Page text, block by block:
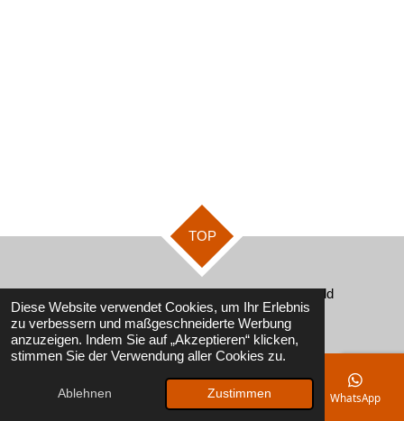
Diese Website verwendet Cookies, um Ihr Erlebnis
zu verbessern und maßgeschneiderte Werbung
anzuzeigen. Indem Sie auf „Akzeptieren“ klicken,
stimmen Sie der Verwendung aller Cookies zu.
Ablehnen Zustimmen
TOP
© 2024 - 2026 Landfleischerei Fröhlich Usedomer Wild
Mit Unterstützung von Webador
E-Mail Telefon Karte Instagram WhatsApp